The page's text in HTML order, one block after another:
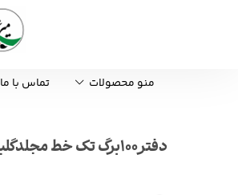
منو محصولات تماس با ما
دفتر100برگ تک خط مجلدگلبرگ GOLBARG-7757